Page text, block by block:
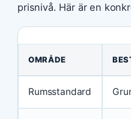
prisnivå. Här är en
OMRÅDE
Rumsstandard